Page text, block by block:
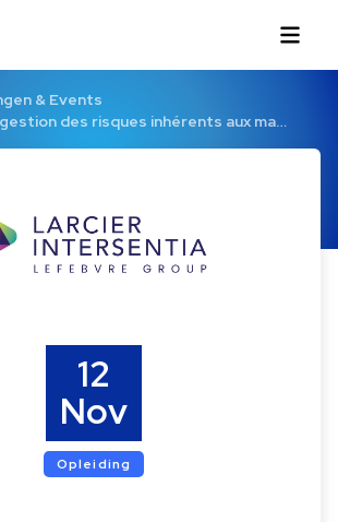
& Events
des risques inhérents aux ma…
12
Nov
Opleiding